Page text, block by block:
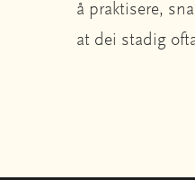
å praktisere,
at dei stadig